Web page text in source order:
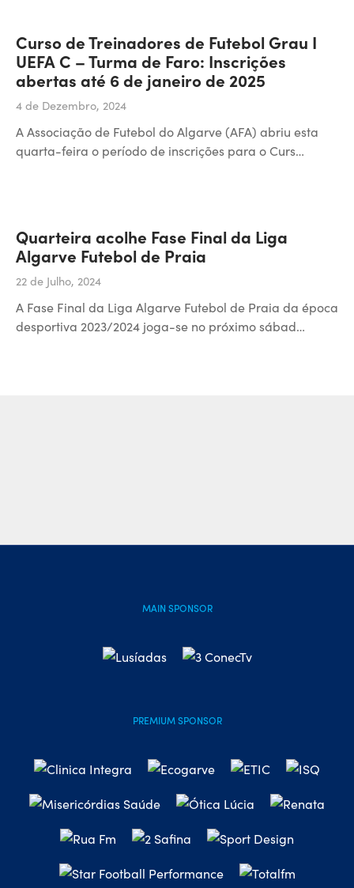
Curso de Treinadores de Futebol Grau I
UEFA C – Turma de Faro: Inscrições
abertas até 6 de janeiro de 2025
4 de Dezembro, 2024
A Associação de Futebol do Algarve (AFA) abriu esta
quarta-feira o período de inscrições para o Curs…
Quarteira acolhe Fase Final da Liga
Algarve Futebol de Praia
22 de Julho, 2024
A Fase Final da Liga Algarve Futebol de Praia da época
desportiva 2023/2024 joga-se no próximo sábad…
MAIN SPONSOR
PREMIUM SPONSOR